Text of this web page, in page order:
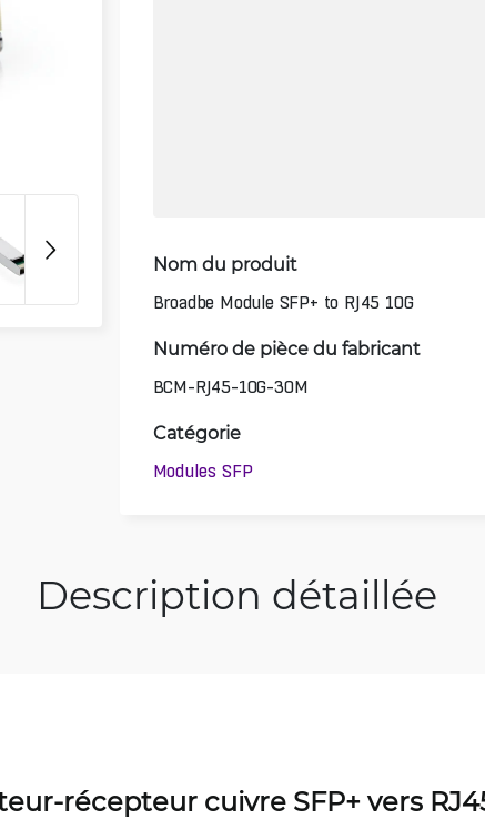
Nom du produit
Broadbe Module SFP+ to RJ45 10G
Numéro de pièce du fabricant
BCM-RJ45-10G-30M
Catégorie
Modules SFP
Description détaillée
récepteur cuivre SFP+ vers